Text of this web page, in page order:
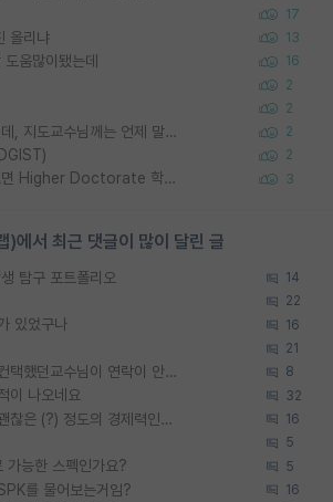
17
올리냐 13
움많이됐는데 16
2
2
타대학원 컨텍 준비중인데, 지도교수님께는 언제 말씀드려야 할까요? 2
2
우리나라도 학구 열풍보면 Higher Doctorate 학위가 필요하다고 봅니다. 3
)에서 최근 댓글이 많이 달린 글
탐구 포트폴리오 14
22
있었구나 16
21
석박사 과정 합격하고, 컨택했던교수님이 연락이 안됩니다... 8
이 나오네요 32
박사진학하기에 2억은 괜찮은 (?) 정도의 경제력인가요 16
5
가능한 스펙인가요? 5
를 물어보는거임? 16